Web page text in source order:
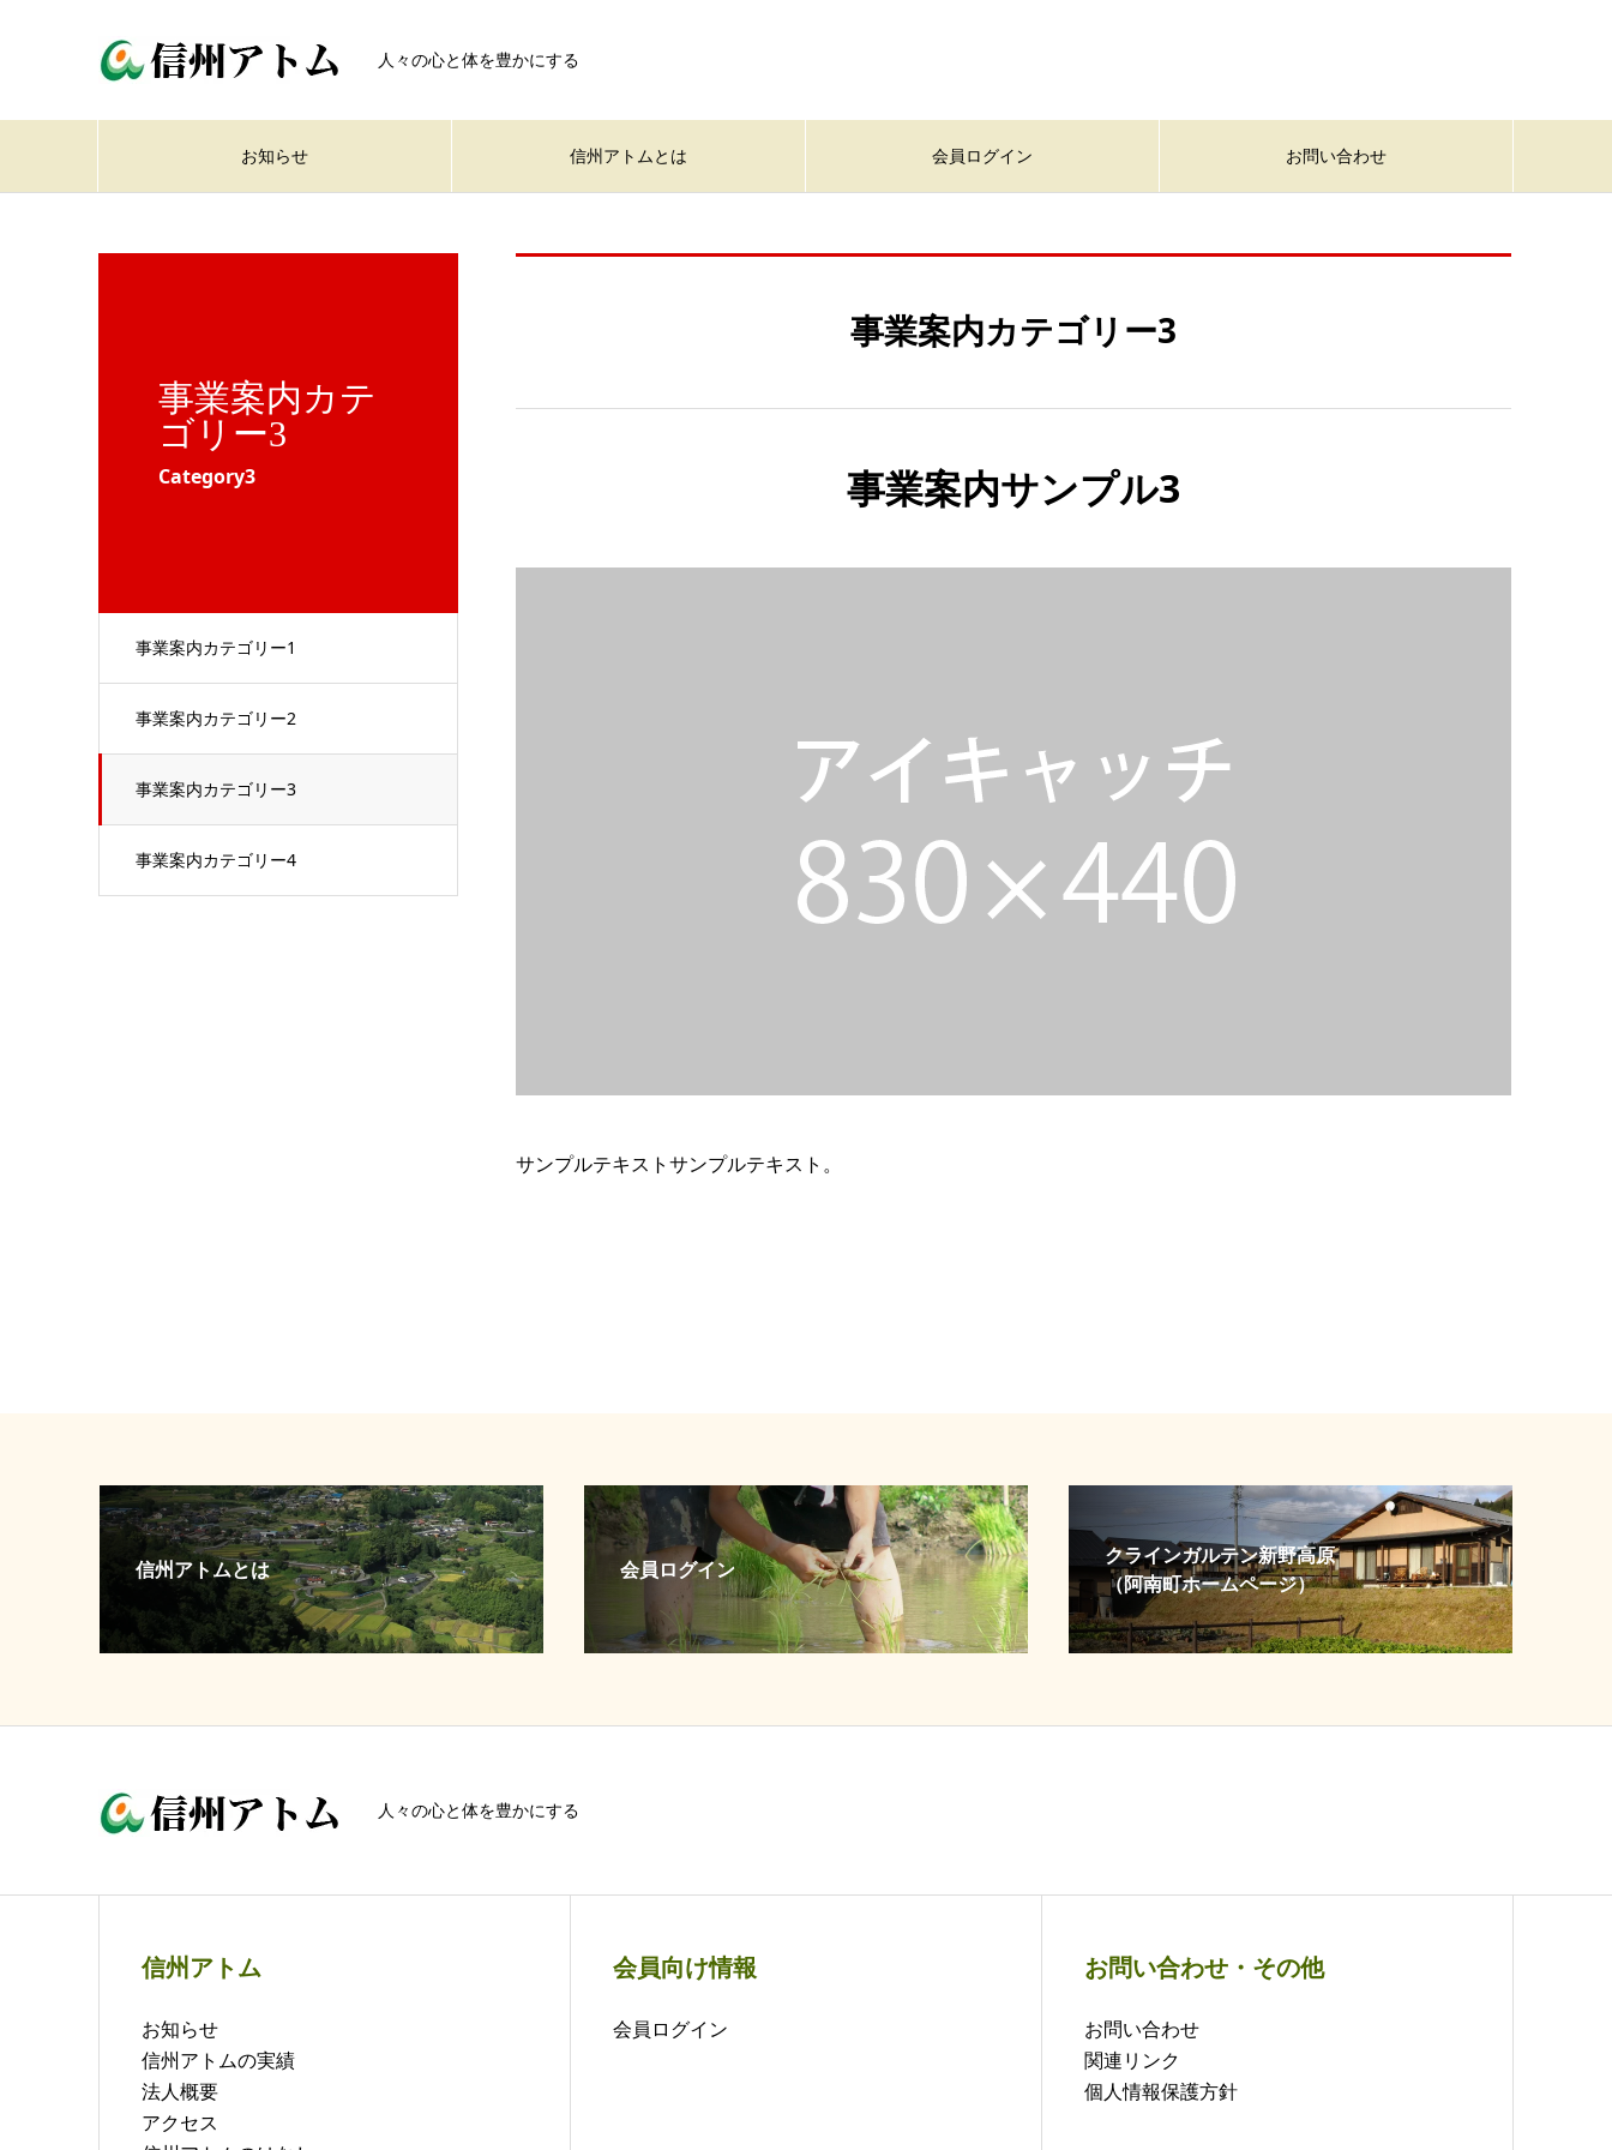
人々の心と体を豊かにする
お知らせ 信州アトムとは 会員ログイン お問い合わせ
事業案内カテ
ゴリー3
Category3
事業案内カテゴリー1
事業案内カテゴリー2
事業案内カテゴリー3
事業案内カテゴリー4
事業案内カテゴリー3
事業案内サンプル3
サンプルテキストサンプルテキスト。
信州アトムとは 会員ログイン
クラインガルテン新野高原
（阿南町ホームページ）
人々の心と体を豊かにする
信州アトム
お知らせ
信州アトムの実績
法人概要
アクセス
会員向け情報
会員ログイン
お問い合わせ・その他
お問い合わせ
関連リンク
個人情報保護方針